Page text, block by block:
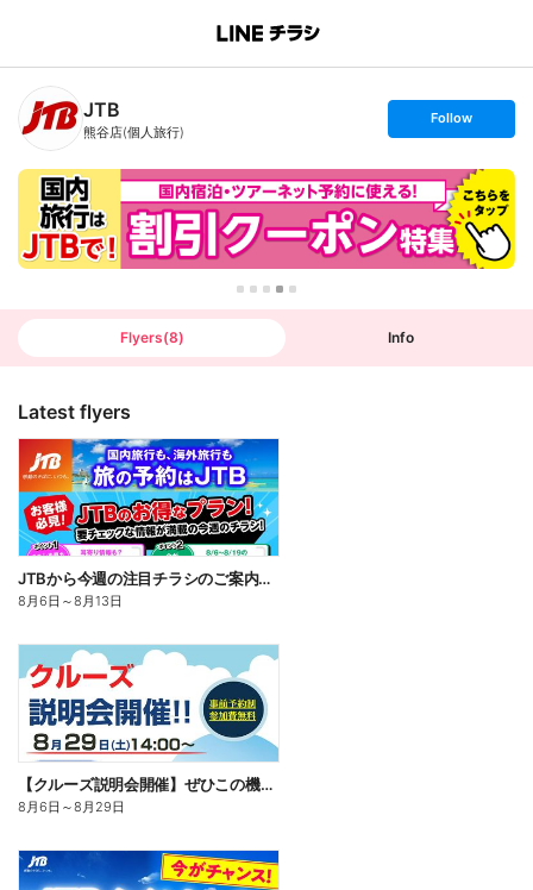
B
n
h
T
JTB
熊谷店(個人旅行)
s
t
o
l
o
w
Follow
Flyers(8) Info
Latest flyers
JTBから今週の注目チラシのご案内です♪
8月6日 ～8月13日
【クルーズ説明会開催】ぜひこの機会にご参加いただき、憧れのクルーズ旅行への一歩を踏み出してみませんか
8月6日 ～8月29日